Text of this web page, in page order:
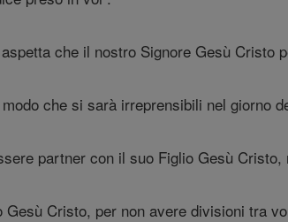
che il nostro Signore Gesù Cristo
che si sarà irreprensibili nel giorno
partner con il suo Figlio Gesù Cristo,
Cristo, per non avere divisioni tra